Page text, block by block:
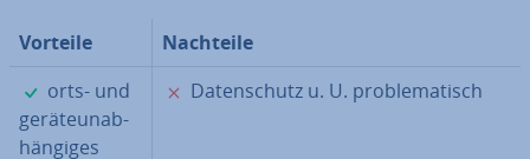
Vorteile
Nachteile
✓
orts- und
ge­rä­te­un­ab­
hän­gi­ges
✗
Da­ten­schutz u. U. pro­ble­ma­tisch